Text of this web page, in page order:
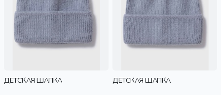
ДЕТСКАЯ ШАПКА ДЕТСКАЯ ШАПКА